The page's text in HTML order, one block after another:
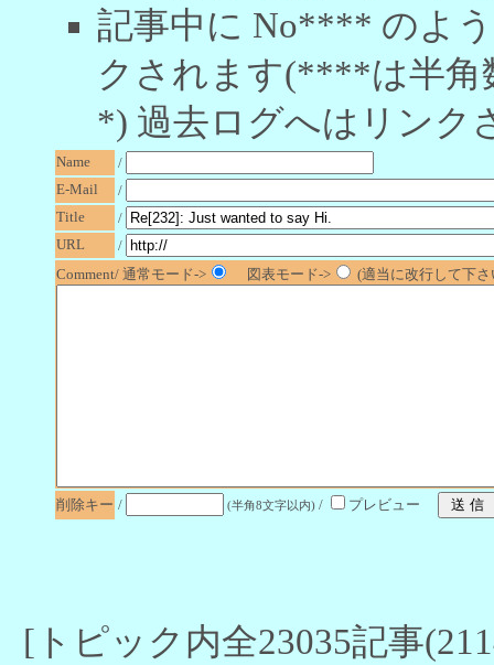
記事中に No**** のよ
クされます(****は半角
*) 過去ログへはリンク
Name
/
E-Mail
/
Title
/
URL
/
Comment/ 通常モード->
図表モード-> (適当に改行して下
削除キー / (半角8文字以内) / プレビュー
[トピック内全23035記事